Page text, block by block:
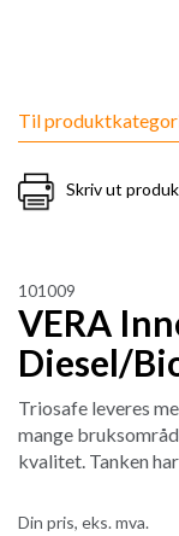
Til
Skriv ut
101009
VERA
Diesel/
Triosafe leveres
mange
kvalitet. Tanken
Din pris, eks. mva.